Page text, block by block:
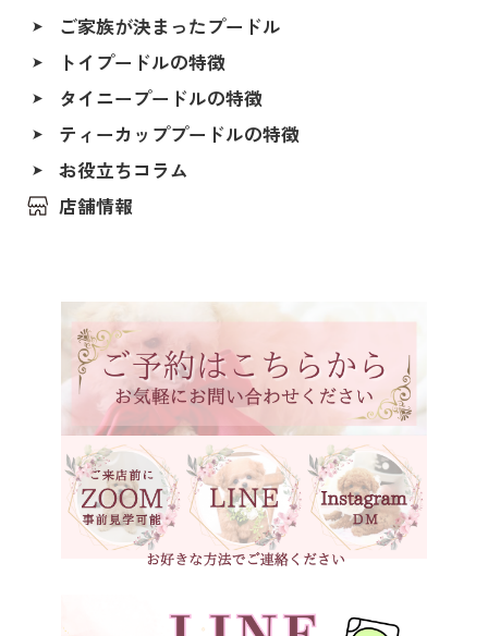
シャンパン
シルバー＆ホワイト
ペールホーン
ブルー
レッド（レッド・フォーン）
アプリコット（オレンジ・フォーン）
ホワイト
ブラック
ブラックタン
シルバーベージュ
ブラウン
ブラウンタン
ベージュ
ご家族が決まったプードル
ALL
香川県
北海道
福島県
茨城県
神奈川県
石川県
福井県
岐阜県
静岡県
長野県
愛知県
三重県
トイプードルの特徴
タイニープードルの特徴
ティーカッププードルの特徴
お役立ちコラム
店舗情報